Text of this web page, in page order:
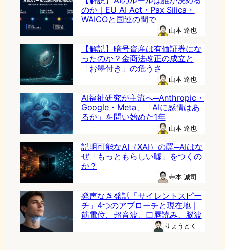
のか｜EU AI Act・Pax Silica・
WAICOと国連の間で
山本 達也
【解説】暗号資産は有価証券にな
ったのか？金商法改正の成立と
「お墨付き」の危うさ
山本 達也
AI福祉研究が主流へ─Anthropic・
Google・Meta、「AIに感情はあ
るか」を問い始めた1年
山本 達也
説明可能なAI（XAI）の罠─AIはな
ぜ「もっともらしい嘘」をつくの
か？
寺本 誠司
発声なき発話「サイレントスピー
チ」4つのアプローチと現在地｜
筋電位、超音波、口唇読み、脳波
りょうとく